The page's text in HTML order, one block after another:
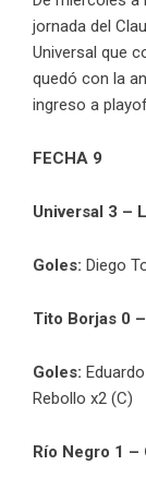
jornada del
Universal que
quedó con la
ingreso a
FECHA 9
Universal 3 –
Goles: Diego
Tito Borjas 0
Goles:
Rebollo x2 (C)
Río Negro 1 –